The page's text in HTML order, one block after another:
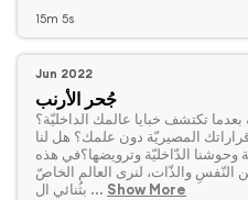
15m 5s
Jun 2022
جُحر الأرنب
تكتشف خبايا عالمك الداخليّة؟
المصيريّة دون علمك؟ هل لنا
الدّاخليّة وترويضها؟في هذه
النّفسِ والذّات، لنرى العالم الخاصّ
بثُنائي ال ... Show More